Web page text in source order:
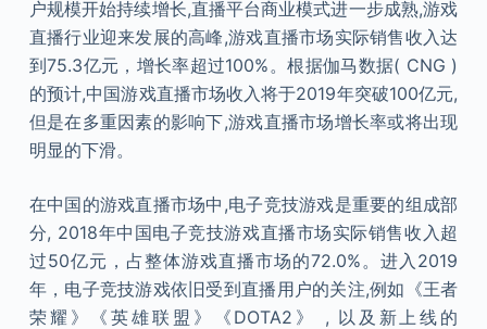
户规模开始持续增长,直播平台商业模式进一步成熟,游戏
直播行业迎来发展的高峰,游戏直播市场实际销售收入达
到75.3亿元，增长率超过100%。根据伽马数据( CNG )
的预计,中国游戏直播市场收入将于2019年突破100亿元,
但是在多重因素的影响下,游戏直播市场增长率或将出现
明显的下滑。
在中国的游戏直播市场中,电子竞技游戏是重要的组成部
分, 2018年中国电子竞技游戏直播市场实际销售收入超
过50亿元，占整体游戏直播市场的72.0%。进入2019
年，电子竞技游戏依旧受到直播用户的关注,例如《王者
荣耀》《英雄联盟》《DOTA2》 , 以及新上线的